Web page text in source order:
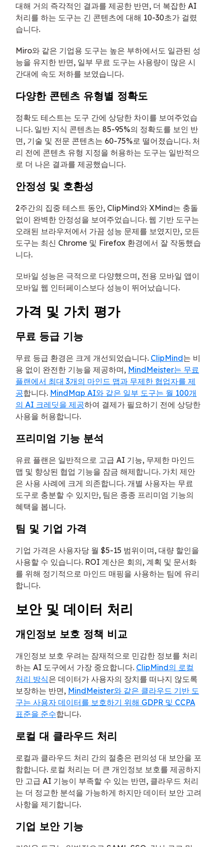
대해 거의 즉각적인 결과를 제공한 반면, 더 복잡한 AI
처리를 하는 도구는 긴 콘텐츠에 대해 10-30초가 걸렸
습니다.
Miro와 같은 기업용 도구는 높은 부하에서도 일관된 성
능을 유지한 반면, 일부 무료 도구는 사용량이 많은 시
간대에 속도 저하를 보였습니다.
다양한 콘텐츠 유형별 정확도
정확도 테스트는 도구 간에 상당한 차이를 보여주었습
니다. 일반 지식 콘텐츠는 85-95%의 정확도를 보인 반
면, 기술 및 전문 콘텐츠는 60-75%로 떨어졌습니다. 처
리 전에 콘텐츠 유형 지정을 허용하는 도구는 일반적으
로 더 나은 결과를 제공했습니다.
안정성 및 호환성
2주간의 집중 테스트 동안, ClipMind와 XMind는 충돌
없이 완벽한 안정성을 보여주었습니다. 웹 기반 도구는
오래된 브라우저에서 가끔 성능 문제를 보였지만, 모든
도구는 최신 Chrome 및 Firefox 환경에서 잘 작동했습
니다.
모바일 성능은 극적으로 다양했으며, 전용 모바일 앱이
모바일 웹 인터페이스보다 성능이 뛰어났습니다.
가격 및 가치 평가
무료 등급 기능
무료 등급 환경은 크게 개선되었습니다. ClipMind는 비
용 없이 완전한 기능을 제공하며, MindMeister는 무료
플랜에서 최대 3개의 마인드 맵과 무제한 협업자를 제
공합니다. MindMap AI와 같은 일부 도구는 월 100개
의 AI 크레딧을 제공하여 결제가 필요하기 전에 상당한
사용을 허용합니다.
프리미엄 기능 분석
유료 플랜은 일반적으로 고급 AI 기능, 무제한 마인드
맵 및 향상된 협업 기능을 잠금 해제합니다. 가치 제안
은 사용 사례에 크게 의존합니다. 개별 사용자는 무료
도구로 충분할 수 있지만, 팀은 종종 프리미엄 기능의
혜택을 봅니다.
팀 및 기업 가격
기업 가격은 사용자당 월 $5-15 범위이며, 대량 할인을
사용할 수 있습니다. ROI 계산은 회의, 계획 및 문서화
를 위해 정기적으로 마인드 매핑을 사용하는 팀에 유리
합니다.
보안 및 데이터 처리
개인정보 보호 정책 비교
개인정보 보호 우려는 잠재적으로 민감한 정보를 처리
하는 AI 도구에서 가장 중요합니다. ClipMind의 로컬
처리 방식은 데이터가 사용자의 장치를 떠나지 않도록
보장하는 반면, MindMeister와 같은 클라우드 기반 도
구는 사용자 데이터를 보호하기 위해 GDPR 및 CCPA
표준을 준수합니다.
로컬 대 클라우드 처리
로컬과 클라우드 처리 간의 절충은 편의성 대 보안을 포
함합니다. 로컬 처리는 더 큰 개인정보 보호를 제공하지
만 고급 AI 기능이 부족할 수 있는 반면, 클라우드 처리
는 더 정교한 분석을 가능하게 하지만 데이터 보안 고려
사항을 제기합니다.
기업 보안 기능